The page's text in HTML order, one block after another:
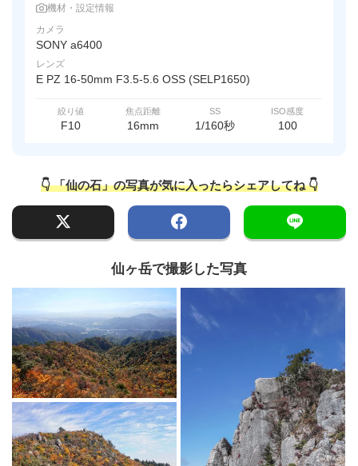
機材・設定情報
カメラ
SONY a6400
レンズ
E PZ 16-50mm F3.5-5.6 OSS (SELP1650)
絞り値
F10
焦点距離
16mm
SS
1/160秒
ISO感度
100
👇 「仙の石」の写真が気に入ったらシェアしてね 👇
仙ヶ岳で撮影した写真